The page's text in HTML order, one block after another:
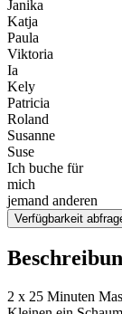
Janika
Katja
Paula
Viktoria
Ia
Kely
Patricia
Roland
Susanne
Suse
Ich buche für
mich
jemand anderen
Verfügbarkeit
2 x 25 Minuten